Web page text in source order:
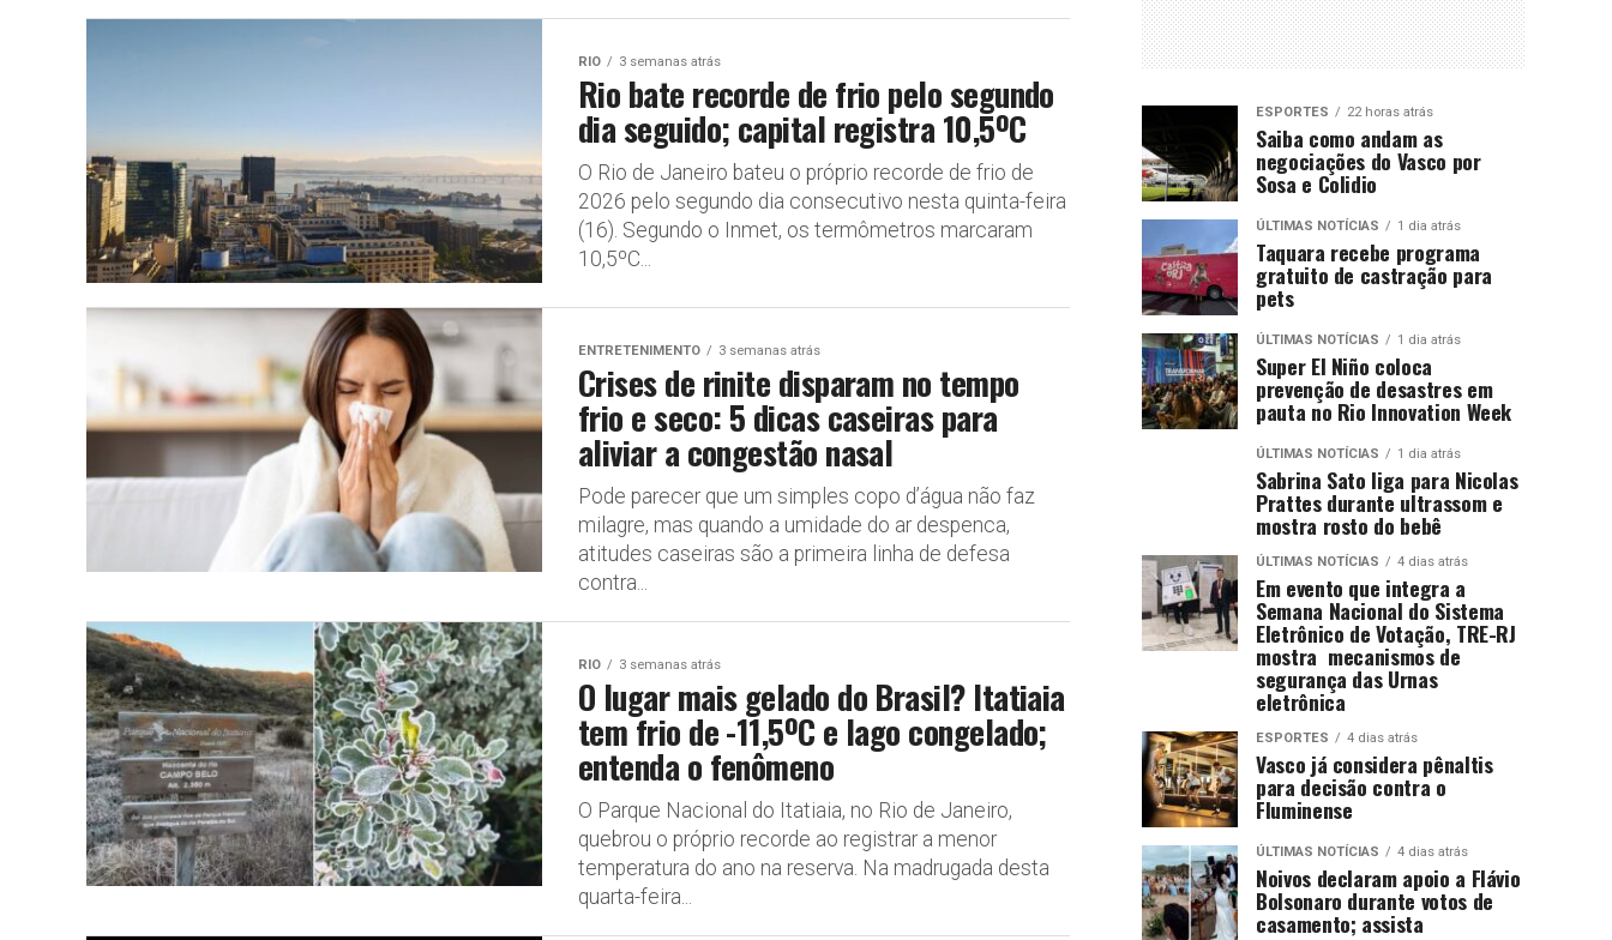
RIO 3 semanas atrás
Rio bate recorde de frio pelo segundo
dia seguido; capital registra 10,5ºC
O Rio de Janeiro bateu o próprio recorde de frio de
2026 pelo segundo dia consecutivo nesta quinta-feira
(16). Segundo o Inmet, os termômetros marcaram
10,5ºC...
ENTRETENIMENTO 3 semanas atrás
Crises de rinite disparam no tempo
frio e seco: 5 dicas caseiras para
aliviar a congestão nasal
Pode parecer que um simples copo d’água não faz
milagre, mas quando a umidade do ar despenca,
atitudes caseiras são a primeira linha de defesa
contra...
RIO 3 semanas atrás
O lugar mais gelado do Brasil? Itatiaia
tem frio de -11,5ºC e lago congelado;
entenda o fenômeno
O Parque Nacional do Itatiaia, no Rio de Janeiro,
quebrou o próprio recorde ao registrar a menor
temperatura do ano na reserva. Na madrugada desta
quarta-feira...
ESPORTES 22 horas atrás
Saiba como andam as
negociações do Vasco por
Sosa e Colidio
ÚLTIMAS NOTÍCIAS 1 dia atrás
Taquara recebe programa
gratuito de castração para
pets
ÚLTIMAS NOTÍCIAS 1 dia atrás
Super El Niño coloca
prevenção de desastres em
pauta no Rio Innovation Week
ÚLTIMAS NOTÍCIAS 1 dia atrás
Sabrina Sato liga para Nicolas
Prattes durante ultrassom e
mostra rosto do bebê
ÚLTIMAS NOTÍCIAS 4 dias atrás
Em evento que integra a
Semana Nacional do Sistema
Eletrônico de Votação, TRE-RJ
mostra mecanismos de
segurança das Urnas
eletrônica
ESPORTES 4 dias atrás
Vasco já considera pênaltis
para decisão contra o
Fluminense
ÚLTIMAS NOTÍCIAS 4 dias atrás
Noivos declaram apoio a Flávio
Bolsonaro durante votos de
casamento; assista